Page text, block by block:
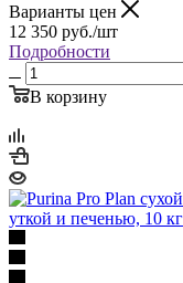
Варианты цен
12 350 руб./шт
Подробности
В корзину